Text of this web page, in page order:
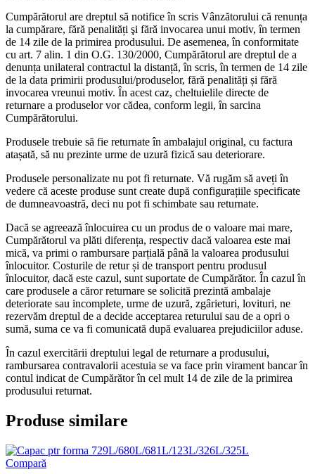
Cumpărătorul are dreptul să notifice în scris Vânzătorului că renunța
la cumpărare, fără penalități şi fără invocarea unui motiv, în termen
de 14 zile de la primirea produsului. De asemenea, în conformitate
cu art. 7 alin. 1 din O.G. 130/2000, Cumpărătorul are dreptul de a
denunța unilateral contractul la distanță, în scris, în termen de 14 zile
de la data primirii produsului/produselor, fără penalități și fără
invocarea vreunui motiv. În acest caz, cheltuielile directe de
returnare a produselor vor cădea, conform legii, în sarcina
Cumpărătorului.
Produsele trebuie să fie returnate în ambalajul original, cu factura
atașată, să nu prezinte urme de uzură fizică sau deteriorare.
Produsele personalizate nu pot fi returnate. Vă rugăm să aveți în
vedere că aceste produse sunt create după configurațiile specificate
de dumneavoastră, deci nu pot fi schimbate sau returnate.
Dacă se agreează înlocuirea cu un produs de o valoare mai mare,
Cumpărătorul va plăti diferența, respectiv dacă valoarea este mai
mică, va primi o rambursare parțială până la valoarea produsului
înlocuitor. Costurile de retur și de transport pentru produsul
înlocuitor, dacă este cazul, sunt suportate de Cumpărător. În cazul în
care produsele a căror returnare se solicită prezintă ambalaje
deteriorate sau incomplete, urme de uzură, zgârieturi, lovituri, ne
rezervăm dreptul de a decide acceptarea returului sau de a opri o
sumă, suma ce va fi comunicată după evaluarea prejudiciilor aduse.
În cazul exercitării dreptului legal de returnare a produsului,
rambursarea contravalorii acestuia se va face prin virament bancar în
contul indicat de Cumpărător în cel mult 14 de zile de la primirea
produsului returnat.
Produse similare
Compară